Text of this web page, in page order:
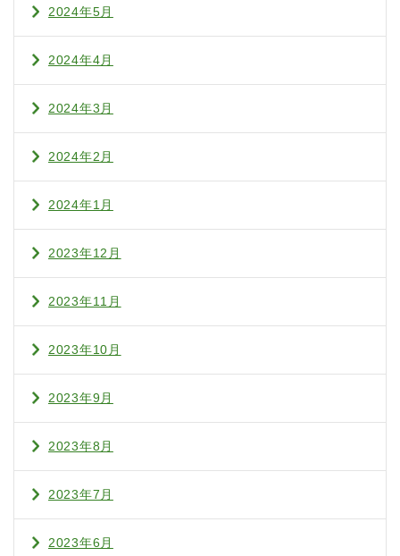
2024年5月
2024年4月
2024年3月
2024年2月
2024年1月
2023年12月
2023年11月
2023年10月
2023年9月
2023年8月
2023年7月
2023年6月